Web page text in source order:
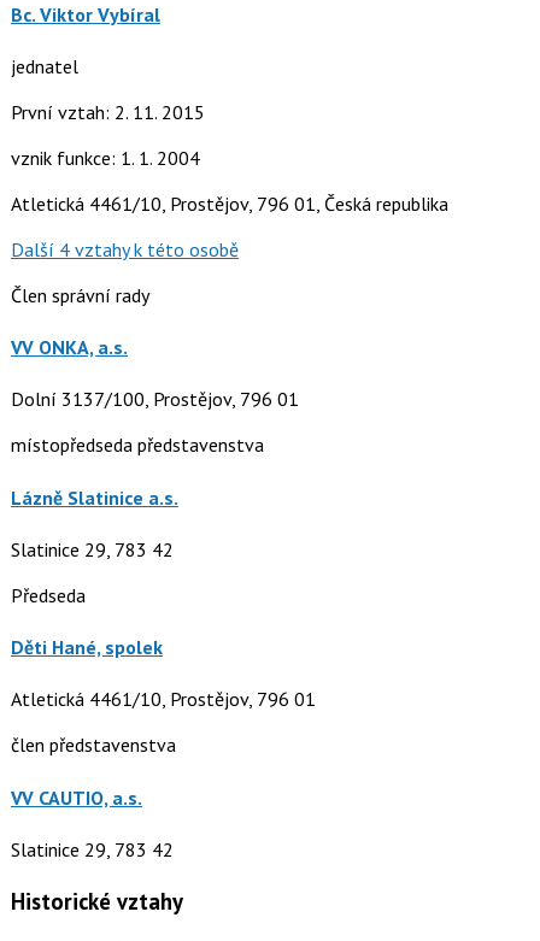
Bc. Viktor Vybíral
jednatel
První vztah: 2. 11. 2015
vznik funkce: 1. 1. 2004
Atletická 4461/10, Prostějov, 796 01, Česká republika
Další 4 vztahy k této osobě
Člen správní rady
VV ONKA, a.s.
Dolní 3137/100, Prostějov, 796 01
místopředseda představenstva
Lázně Slatinice a.s.
Slatinice 29, 783 42
Předseda
Děti Hané, spolek
Atletická 4461/10, Prostějov, 796 01
člen představenstva
VV CAUTIO, a.s.
Slatinice 29, 783 42
Historické vztahy